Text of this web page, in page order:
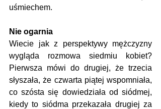
uśmiechem.
Nie ogarnia
Wiecie jak z perspektywy mężczyzny
wygląda rozmowa siedmiu kobiet?
Pierwsza mówi do drugiej, że trzecia
słyszała, że czwarta piątej wspomniała,
co szósta się dowiedziała od siódmej,
kiedy to siódma przekazała drugiej za